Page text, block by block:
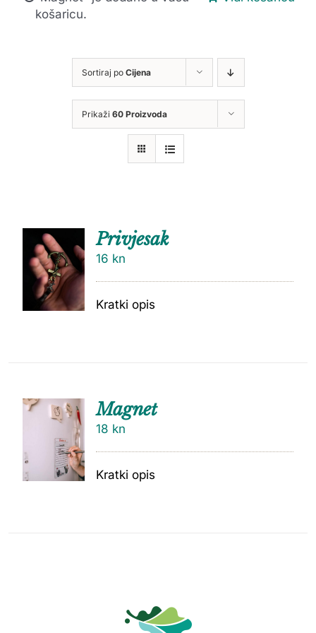
košaricu.
Sortiraj po Cijena
Prikaži 60 Proizvoda
DODAJ
U
KOŠARI
CU
Privjesak
16 kn
Kratki opis
Magnet
18 kn
Kratki opis